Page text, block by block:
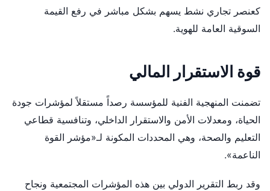
كعنصر تجاري نشط يسهم بشكل مباشر في رفع القيمة
السوقية العامة للهوية.
قوة الاستقرار المالي
تضمنت المنهجية الفنية للمؤسسة رصداً مستقلاً لمؤشرات جودة
الحياة، ومعدلات الأمن والاستقرار الداخلي، وتنافسية قطاعي
التعليم والصحة، وهي المحددات المكونة لـ«مؤشر القوة
الناعمة».
وقد ربط التقرير الدولي بين هذه المؤشرات المجتمعية ونجاح